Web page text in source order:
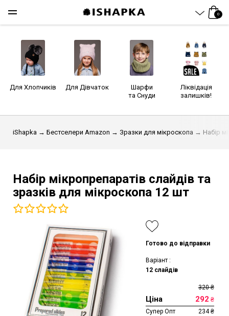
0
Для Хлопчиків Для Дівчаток
Шарфи
та Снуди
Ліквідація
залишків!
iShapka → Бестселери Amazon → Зразки для мікроскопа → Набір
Набір мікропрепаратів слайдів та
зразків для мікроскопа 12 шт
Готово до відправки
Варіант :
12 слайдів
320 ₴
Ціна 292 ₴
Супер Опт
234₴